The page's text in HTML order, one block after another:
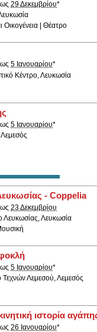
29 Δεκεμβρίου*
Οικογένεια | Θέατρο
5 Ιανουαρίου*
Κέντρο, Λευκωσία
5 Ιανουαρίου*
- Coppelia
23 Δεκεμβρίου
Λευκωσίας, Λευκωσία
5 Ιανουαρίου*
Τεχνών Λεμεσού, Λεμεσός
ιστορία
26 Ιανουαρίου*